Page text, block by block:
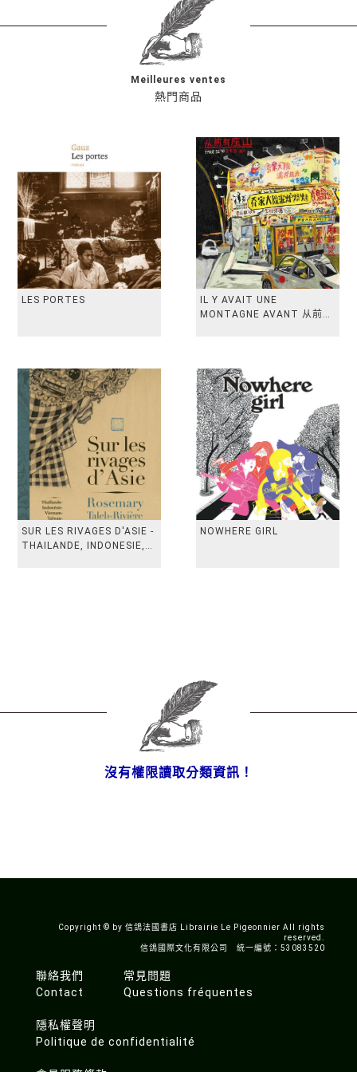
熱門商品
Meilleures ventes
LES PORTES
IL Y AVAIT UNE
MONTAGNE AVANT 从前有
SUR LES RIVAGES D'ASIE -
THAILANDE, INDONESIE,
NOWHERE GIRL
沒有權限讀取分類資訊！
Copyright © by 信鴿法國書店 Librairie Le Pigeonnier All rights
reserved.
信鴿國際文化有限公司 統一編號：53083520
聯絡我們
Contact
常見問題
Questions fréquentes
隱私權聲明
Politique de confidentialité